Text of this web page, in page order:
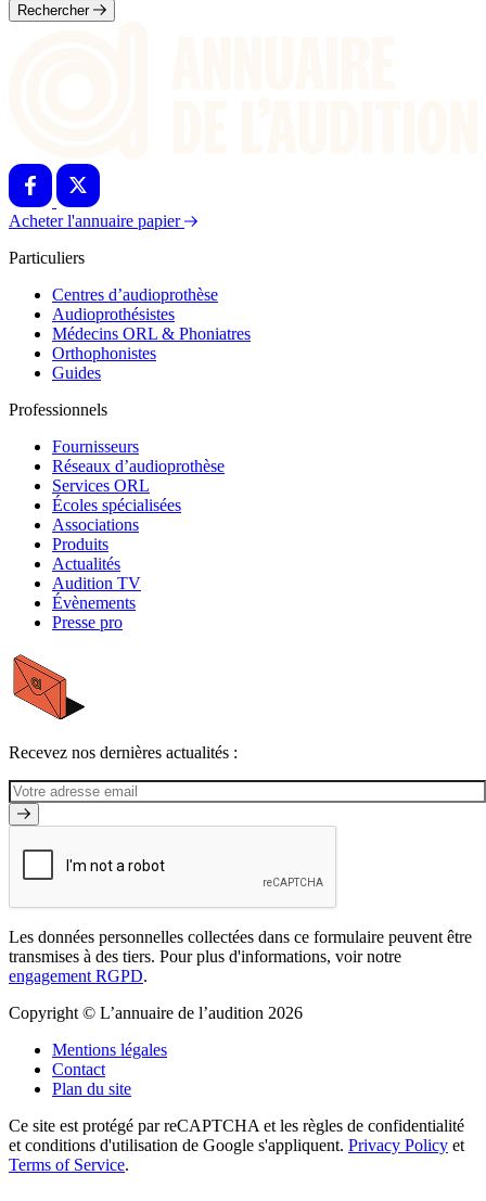
Rechercher
Acheter l'annuaire papier
Particuliers
Centres d’audioprothèse
Audioprothésistes
Médecins ORL & Phoniatres
Orthophonistes
Guides
Professionnels
Fournisseurs
Réseaux d’audioprothèse
Services ORL
Écoles spécialisées
Associations
Produits
Actualités
Audition TV
Évènements
Presse pro
Recevez nos dernières actualités :
Les données personnelles collectées dans ce formulaire peuvent être
transmises à des tiers. Pour plus d'informations, voir notre
engagement RGPD.
Copyright © L’annuaire de l’audition 2026
Mentions légales
Contact
Plan du site
Ce site est protégé par reCAPTCHA et les règles de confidentialité
et conditions d'utilisation de Google s'appliquent. Privacy Policy et
Terms of Service.